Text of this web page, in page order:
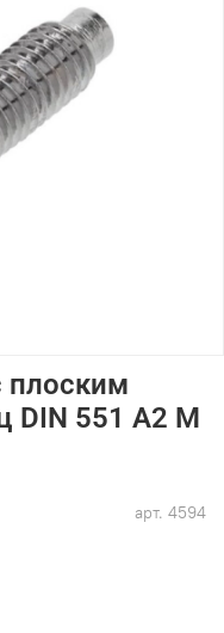
арт. 4594
плоским
DIN 551 А2 M